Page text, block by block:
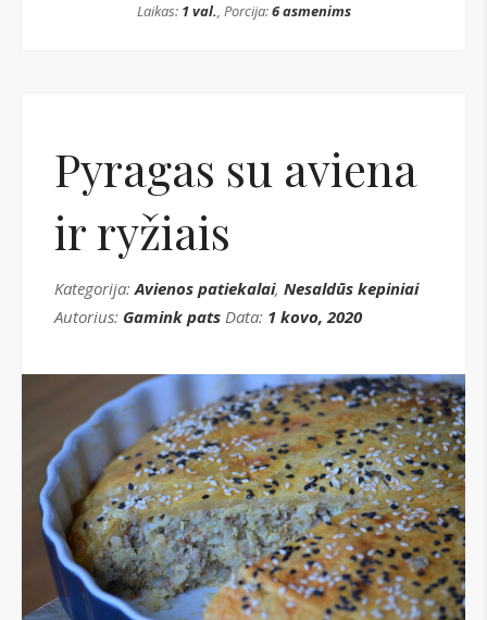
Laikas: 1 val., Porcija:6 asmenims
Pyragas su aviena
ir ryžiais
Kategorija:Avienos patiekalai, Nesaldūs kepiniai
Autorius: Gamink pats Data: 1 kovo, 2020